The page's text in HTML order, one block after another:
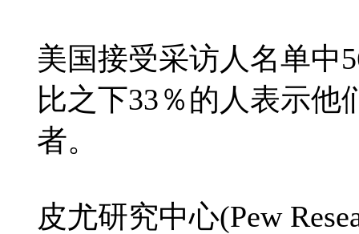
美国接受采访人名单中
比之下33％的人表示他
者。
皮尤研究中心(Pew